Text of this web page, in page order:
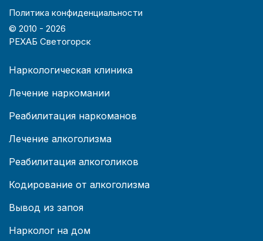
Политика конфиденциальности
© 2010 - 2026
РЕХАБ Светогорск
Наркологическая клиника
Лечение наркомании
Реабилитация наркоманов
Лечение алкоголизма
Реабилитация алкоголиков
Кодирование от алкоголизма
Вывод из запоя
Нарколог на дом